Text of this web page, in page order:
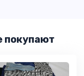
покупают